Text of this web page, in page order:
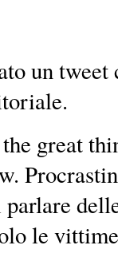
un tweet
great
le